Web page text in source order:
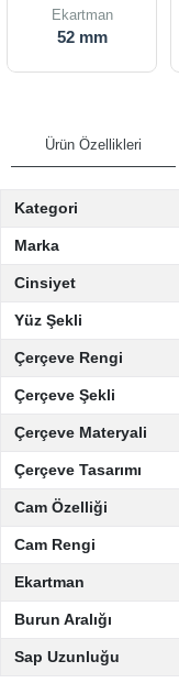
Ekartman
52 mm
Ürün Özellikleri
Kategori
Marka
Cinsiyet
Yüz Şekli
Çerçeve Rengi
Çerçeve Şekli
Çerçeve Materyali
Çerçeve Tasarımı
Cam Özelliği
Cam Rengi
Ekartman
Burun Aralığı
Sap Uzunluğu